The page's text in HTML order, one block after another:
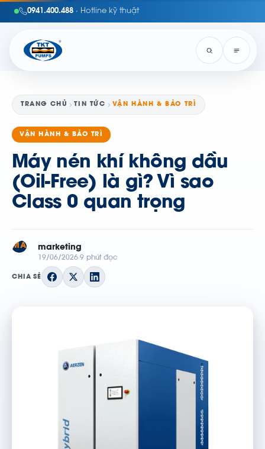
0941.400.488 · Hotline kỹ thuật
TRANG CHỦ TIN TỨC VẬN HÀNH & BẢO TRÌ
VẬN HÀNH & BẢO TRÌ
Máy nén khí không dầu
(Oil-Free) là gì? Vì sao
Class 0 quan trọng
MA marketing
19/06/2026 9 phút đọc
CHIA SẺ